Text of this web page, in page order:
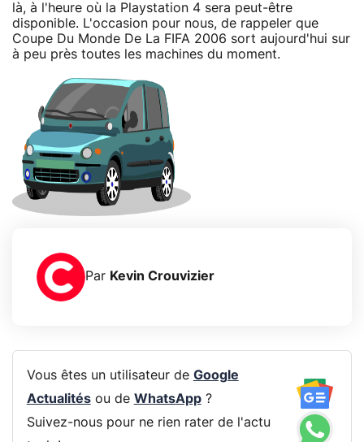
là, à l'heure où la Playstation 4 sera peut-être
disponible. L'occasion pour nous, de rappeler que
Coupe Du Monde De La FIFA 2006 sort aujourd'hui sur
à peu près toutes les machines du moment.
Par Kevin Crouvizier
Vous êtes un utilisateur de Google
Actualitésou de WhatsApp?
Suivez-nous pour ne rien rater de l'actu